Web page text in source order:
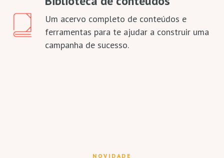
Um acervo completo de conteúdos e
ferramentas para te ajudar a construir uma
campanha de sucesso.
NOVIDADE